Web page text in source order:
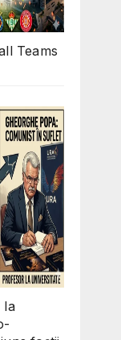
Teams
la